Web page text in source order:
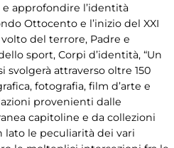
approfondire l’identità
Ottocento e l’inizio del XXI
del terrore, Padre e
sport, Corpi d’identità, “Un
svolgerà attraverso oltre 150
fotografia, film d’arte e
provenienti dalle
capitoline e da collezioni
lato le peculiarità dei vari